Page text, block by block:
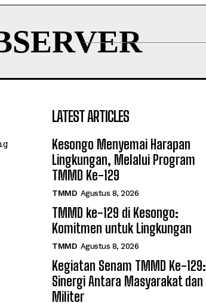
LATEST ARTICLES
Kesongo Menyemai Harapan
Lingkungan, Melalui Program
TMMD Ke-129
TMMD Agustus 8, 2026
TMMD ke-129 di Kesongo:
Komitmen untuk Lingkungan
TMMD Agustus 8, 2026
Kegiatan Senam TMMD Ke-129:
Sinergi Antara Masyarakat dan
Militer